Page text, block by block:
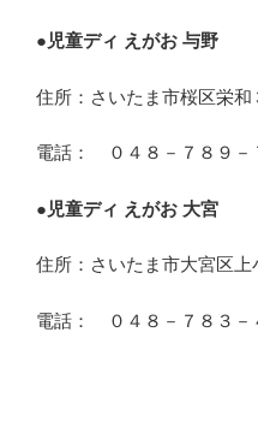
● 児童ディ えがお 与野
住所：さいたま市桜区栄和
電話： ０４８－７８９－
● 児童ディ えがお 大宮
住所：さいたま市大宮区上
電話： ０４８－７８３－